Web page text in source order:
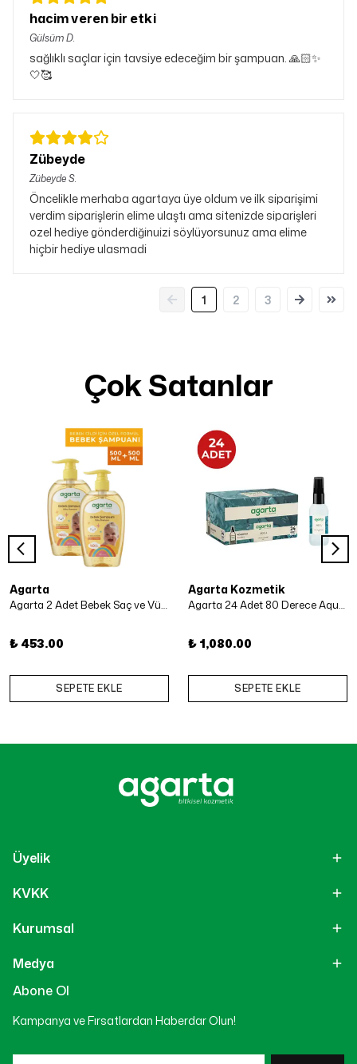
hacim veren bir etki
GülsümD.
sağlıklı saçlar için tavsiye edeceğim bir şampuan. 🙏🏻✨
🤍🥰
Zübeyde
ZübeydeS.
Öncelikle merhaba agartaya üye oldum ve ilk siparişimi
verdim siparişlerin elime ulaştı ama sitenizde siparişleri
ozel hediye gönderdiğinuizi söylüyorsunuz ama elime
hiçbir hediye ulasmadi
1 2 3
Çok Satanlar
Agarta
Agarta 2 Adet Bebek Saç ve Vücut Şampuanı 500 Ml x 2 Adet
₺ 453.00
SEPETE EKLE
Agarta Kozmetik
Agarta 24 Adet 80 Derece Aqua Kolonya 50 ml
₺ 1,080.00
SEPETE EKLE
Üyelik
KVKK
Kurumsal
Medya
Abone Ol
Kampanya ve Fırsatlardan Haberdar Olun!